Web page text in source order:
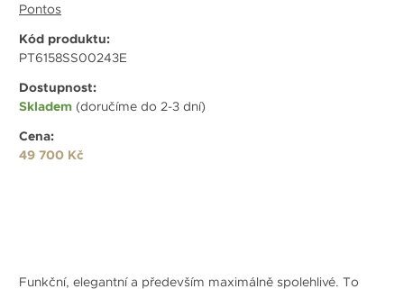
Pontos
Kód produktu:
PT6158SS00243E
Dostupnost:
Skladem (doručíme do 2-3 dní)
Cena:
49 700 Kč
Funkční, elegantní a především maximálně spolehlivé. To